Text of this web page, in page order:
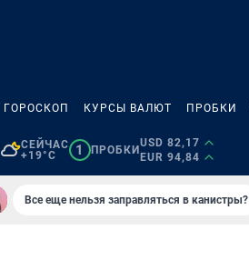
ГОРОСКОП КУРСЫ ВАЛЮТ ПРОБКИ
СЕЙЧАС
+19°C
1 ПРОБКИ
USD 82,17
EUR 94,84
Все еще нельзя заправляться в канистры?